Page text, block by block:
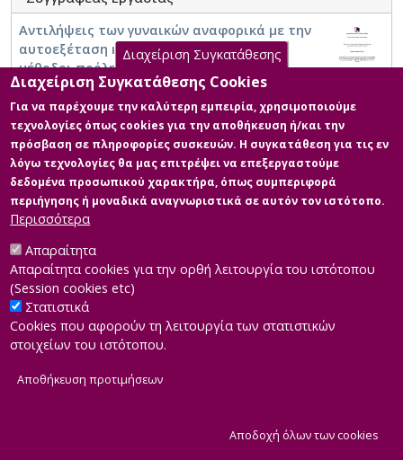
Αντιλήψεις των γυναικών αναφορικά με την
αυτοεξέταση και τη μαστογραφία ως
μέθοδοι πρόληψης του καρκίνου του
μαστού με βάση το Μοντέλο Πεποιθήσεων
για την Υγεία.
Developed byINTEROPTICS
Διαχείριση Συγκατάθεσης
Διαχείριση Συγκατάθεσης Cookies
Για να παρέχουμε την καλύτερη εμπειρία, χρησιμοποιούμε
τεχνολογίες όπως cookies για την αποθήκευση ή/και την
πρόσβαση σε πληροφορίες συσκευών. Η συγκατάθεση για τις εν
λόγω τεχνολογίες θα μας επιτρέψει να επεξεργαστούμε
δεδομένα προσωπικού χαρακτήρα, όπως συμπεριφορά
περιήγησης ή μοναδικά αναγνωριστικά σε αυτόν τον ιστότοπο.
Περισσότερα
Απαραίτητα
Απαραίτητα cookies για την ορθή λειτουργία του ιστότοπου
(Session cookies etc)
Στατιστικά
Cookies που αφορούν τη λειτουργία των στατιστικών
στοιχείων του ιστότοπου.
Αποθήκευση προτιμήσεων
Αποδοχή όλων των cookies